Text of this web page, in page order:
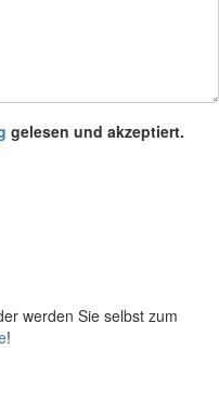
gelesen und akzeptiert.
werden Sie selbst zum
!